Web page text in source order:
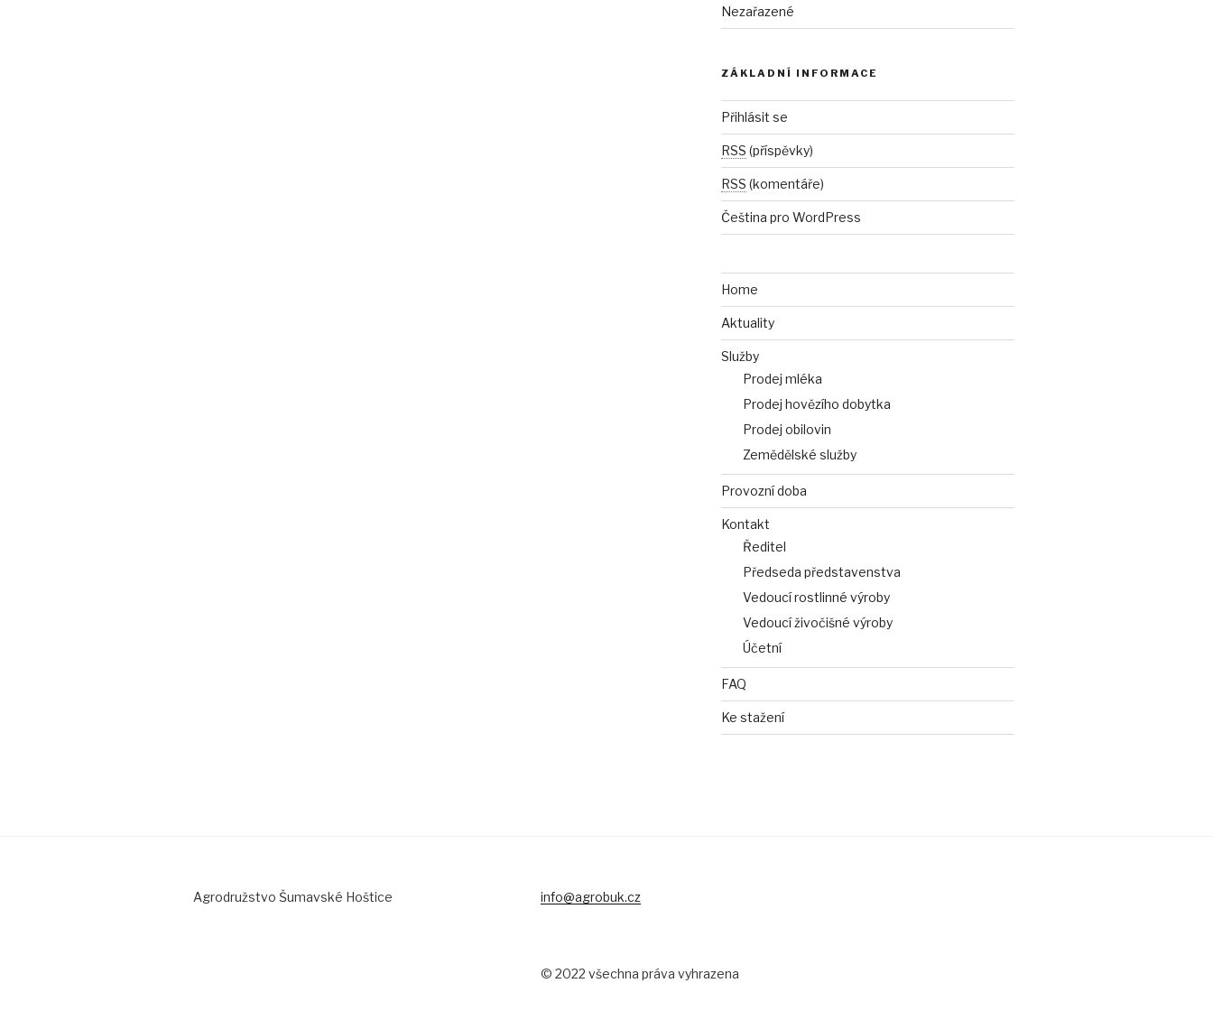
Nezařazené
ZÁKLADNÍ INFORMACE
Přihlásit se
RSS (příspěvky)
RSS (komentáře)
Čeština pro WordPress
Home
Aktuality
Služby
Prodej mléka
Prodej hovězího dobytka
Prodej obilovin
Zemědělské služby
Provozní doba
Kontakt
Ředitel
Předseda představenstva
Vedoucí rostlinné výroby
Vedoucí živočišné výroby
Účetní
FAQ
Ke stažení
Agrodružstvo Šumavské Hoštice info@agrobuk.cz
© 2022 všechna práva vyhrazena